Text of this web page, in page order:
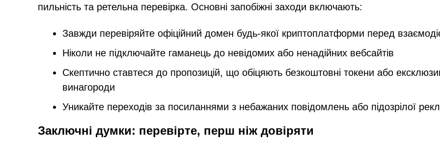
пильність та ретельна перевірка. Основні запобіжні заходи включають:
Завжди перевіряйте офіційний домен будь-якої криптоплатформи перед
Ніколи не підключайте гаманець до невідомих або ненадійних вебсайтів
Скептично ставтеся до пропозицій, що обіцяють безкоштовні токени або
винагороди
Уникайте переходів за посиланнями з небажаних повідомлень або підозрілої
Заключні думки: перевірте, перш ніж довіряти